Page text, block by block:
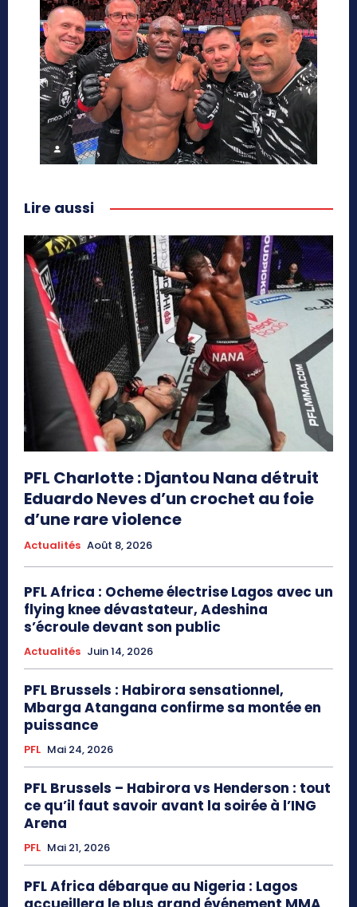
Lire aussi
PFL Charlotte : Djantou Nana détruit
Eduardo Neves d’un crochet au foie
d’une rare violence
Actualités Août 8, 2026
PFL Africa : Ocheme électrise Lagos avec un
flying knee dévastateur, Adeshina
s’écroule devant son public
Actualités Juin 14, 2026
PFL Brussels : Habirora sensationnel,
Mbarga Atangana confirme sa montée en
puissance
PFL Mai 24, 2026
PFL Brussels – Habirora vs Henderson : tout
ce qu’il faut savoir avant la soirée à l’ING
Arena
PFL Mai 21, 2026
PFL Africa débarque au Nigeria : Lagos